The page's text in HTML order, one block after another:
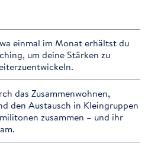
einmal im Monat erhältst du
um deine Stärken zu
das Zusammenwohnen,
den Austausch in Kleingruppen
zusammen – und ihr